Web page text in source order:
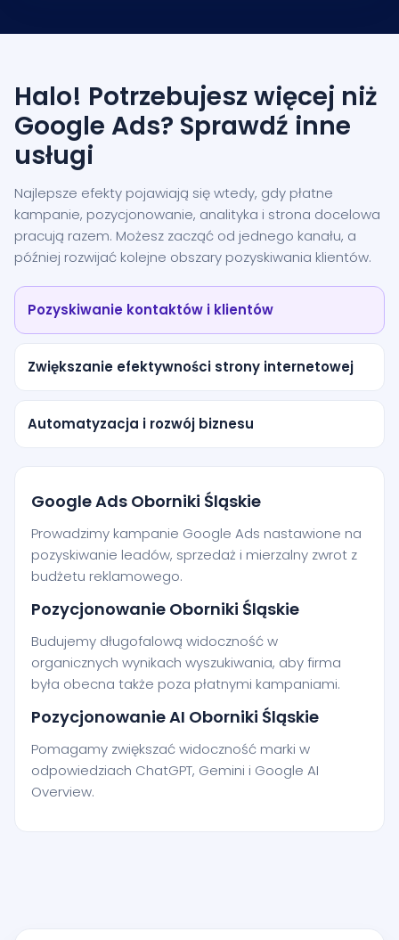
Halo! Potrzebujesz więcej niż
Google Ads? Sprawdź inne
usługi
Najlepsze efekty pojawiają się wtedy, gdy płatne
kampanie, pozycjonowanie, analityka i strona docelowa
pracują razem. Możesz zacząć od jednego kanału, a
później rozwijać kolejne obszary pozyskiwania klientów.
Pozyskiwanie kontaktów i klientów
Zwiększanie efektywności strony internetowej
Automatyzacja i rozwój biznesu
Google Ads Oborniki Śląskie
Prowadzimy kampanie Google Ads nastawione na
pozyskiwanie leadów, sprzedaż i mierzalny zwrot z
budżetu reklamowego.
Pozycjonowanie Oborniki Śląskie
Budujemy długofalową widoczność w
organicznych wynikach wyszukiwania, aby firma
była obecna także poza płatnymi kampaniami.
Pozycjonowanie AI Oborniki Śląskie
Pomagamy zwiększać widoczność marki w
odpowiedziach ChatGPT, Gemini i Google AI
Overview.